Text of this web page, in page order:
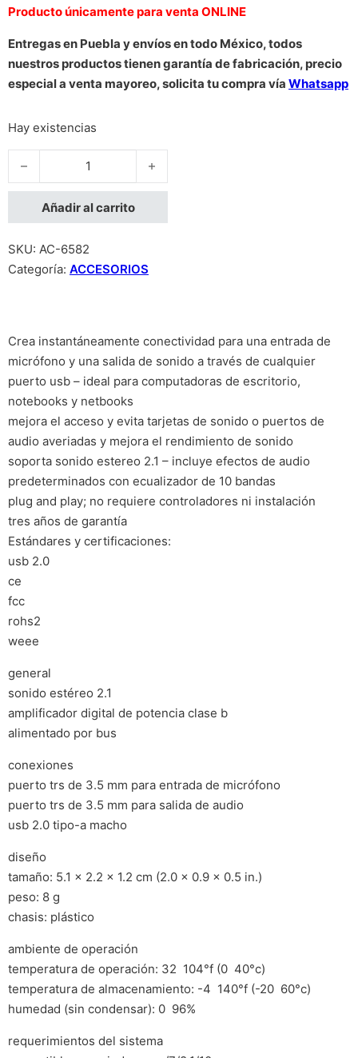
Producto únicamente para venta ONLINE
Entregas en Puebla y envíos en todo México, todos
nuestros productos tienen garantía de fabricación, precio
especial a venta mayoreo, solicita tu compra vía Whatsapp
Hay existencias
CONVERTIDOR MANHATTAN USB 2.0 A TARJETA SONIDO
Añadir al carrito
SKU: AC-6582
Categoría: ACCESORIOS
Crea instantáneamente conectividad para una entrada de
micrófono y una salida de sonido a través de cualquier
puerto usb – ideal para computadoras de escritorio,
notebooks y netbooks
mejora el acceso y evita tarjetas de sonido o puertos de
audio averiadas y mejora el rendimiento de sonido
soporta sonido estereo 2.1 – incluye efectos de audio
predeterminados con ecualizador de 10 bandas
plug and play; no requiere controladores ni instalación
tres años de garantía
Estándares y certificaciones:
usb 2.0
ce
fcc
rohs2
weee
general
sonido estéreo 2.1
amplificador digital de potencia clase b
alimentado por bus
conexiones
puerto trs de 3.5 mm para entrada de micrófono
puerto trs de 3.5 mm para salida de audio
usb 2.0 tipo-a macho
diseño
tamaño: 5.1 x 2.2 x 1.2 cm (2.0 x 0.9 x 0.5 in.)
peso: 8 g
chasis: plástico
ambiente de operación
temperatura de operación: 32  104°f (0  40°c)
temperatura de almacenamiento: -4  140°f (-20  60°c)
humedad (sin condensar): 0  96%
requerimientos del sistema